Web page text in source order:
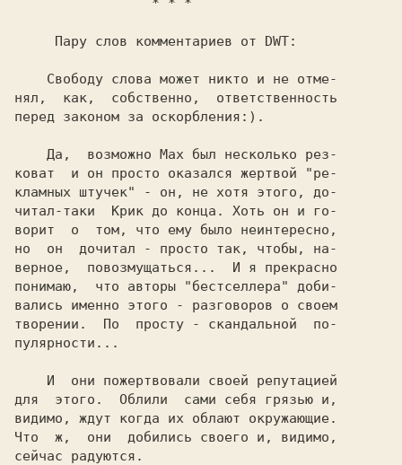
нял,  как,  собственно,  ответственность
перед законом за оскорбления:).
коват  и он просто оказался жертвой "ре-
кламных штучек" - он, не хотя этого, до-
читал-таки  Крик до конца. Хоть он и го-
ворит  о  том, что ему было неинтересно,
но  он  дочитал - просто так, чтобы, на-
верное,  повозмущаться...  И я прекрасно
понимаю,  что авторы "бестселлера" доби-
вались именно этого - разговоров о своем
творении.  По  просту - скандальной  по-
пулярности...
для  этого.  Облили  сами себя грязью и,
видимо, ждут когда их облают окружающие.
Что  ж,  они  добились своего и, видимо,
сейчас радуются.